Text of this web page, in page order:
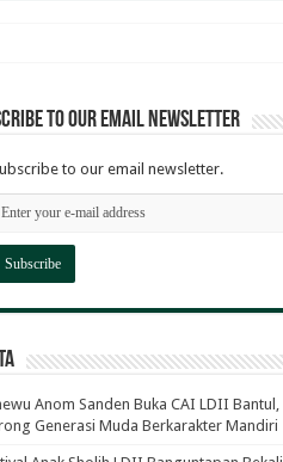
to our email newsletter
to our email newsletter.
Anom Sanden Buka CAI LDII Bantul,
Generasi Muda Berkarakter Mandiri